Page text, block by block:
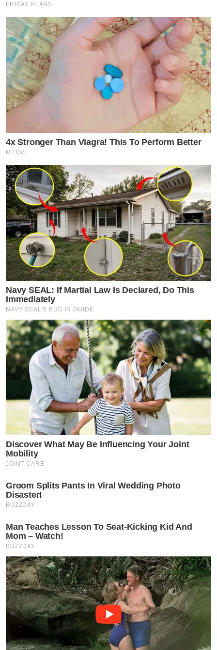
FRIDAY PLANS
4x Stronger Than Viagra! This To Perform Better
MEDVI
Navy SEAL: If Martial Law Is Declared, Do This
Immediately
NAVY SEAL'S BUG IN GUIDE
Discover What May Be Influencing Your Joint
Mobility
JOINT CARE
Groom Splits Pants In Viral Wedding Photo
Disaster!
BUZZDAY
Man Teaches Lesson To Seat-Kicking Kid And
Mom – Watch!
BUZZDAY